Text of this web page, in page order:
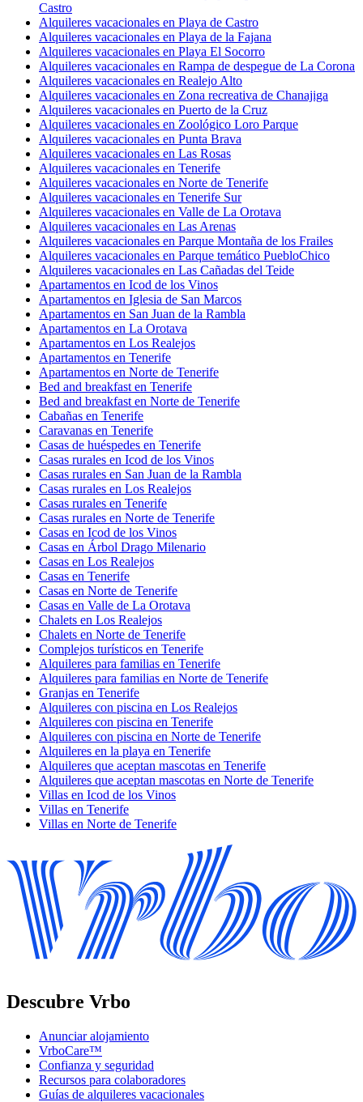
Castro
Alquileres vacacionales en Playa de Castro
Alquileres vacacionales en Playa de la Fajana
Alquileres vacacionales en Playa El Socorro
Alquileres vacacionales en Rampa de despegue de La Corona
Alquileres vacacionales en Realejo Alto
Alquileres vacacionales en Zona recreativa de Chanajiga
Alquileres vacacionales en Puerto de la Cruz
Alquileres vacacionales en Zoológico Loro Parque
Alquileres vacacionales en Punta Brava
Alquileres vacacionales en Las Rosas
Alquileres vacacionales en Tenerife
Alquileres vacacionales en Norte de Tenerife
Alquileres vacacionales en Tenerife Sur
Alquileres vacacionales en Valle de La Orotava
Alquileres vacacionales en Las Arenas
Alquileres vacacionales en Parque Montaña de los Frailes
Alquileres vacacionales en Parque temático PuebloChico
Alquileres vacacionales en Las Cañadas del Teide
Apartamentos en Icod de los Vinos
Apartamentos en Iglesia de San Marcos
Apartamentos en San Juan de la Rambla
Apartamentos en La Orotava
Apartamentos en Los Realejos
Apartamentos en Tenerife
Apartamentos en Norte de Tenerife
Bed and breakfast en Tenerife
Bed and breakfast en Norte de Tenerife
Cabañas en Tenerife
Caravanas en Tenerife
Casas de huéspedes en Tenerife
Casas rurales en Icod de los Vinos
Casas rurales en San Juan de la Rambla
Casas rurales en Los Realejos
Casas rurales en Tenerife
Casas rurales en Norte de Tenerife
Casas en Icod de los Vinos
Casas en Árbol Drago Milenario
Casas en Los Realejos
Casas en Tenerife
Casas en Norte de Tenerife
Casas en Valle de La Orotava
Chalets en Los Realejos
Chalets en Norte de Tenerife
Complejos turísticos en Tenerife
Alquileres para familias en Tenerife
Alquileres para familias en Norte de Tenerife
Granjas en Tenerife
Alquileres con piscina en Los Realejos
Alquileres con piscina en Tenerife
Alquileres con piscina en Norte de Tenerife
Alquileres en la playa en Tenerife
Alquileres que aceptan mascotas en Tenerife
Alquileres que aceptan mascotas en Norte de Tenerife
Villas en Icod de los Vinos
Villas en Tenerife
Villas en Norte de Tenerife
Descubre Vrbo
Anunciar alojamiento
VrboCare™
Confianza y seguridad
Recursos para colaboradores
Guías de alquileres vacacionales